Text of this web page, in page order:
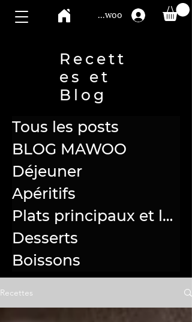
Compte Mawoo
Recett
es et
Blog
Tous les posts
BLOG MAWOO
Déjeuner
Apéritifs
Plats principaux et légumes
Desserts
Boissons
Recettes